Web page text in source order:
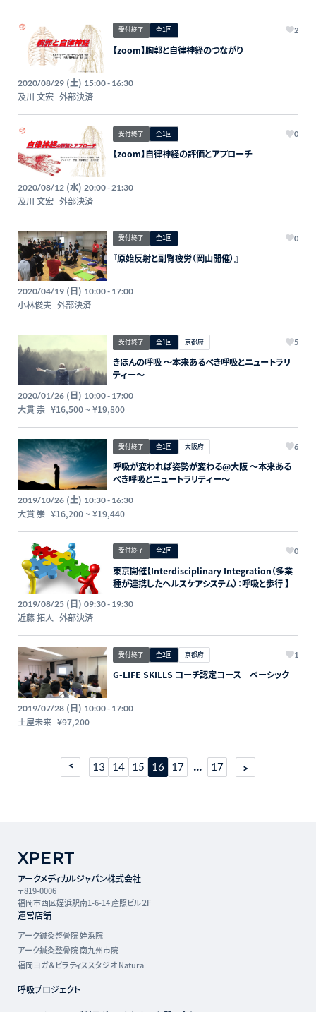
受付終了 全1回 2
【zoom】胸郭と自律神経のつながり
2020/08/29 (土) 15:00 - 16:30
及川 文宏 外部決済
受付終了 全1回 0
【zoom】自律神経の評価とアプローチ
2020/08/12 (水) 20:00 - 21:30
及川 文宏 外部決済
受付終了 全1回 0
『原始反射と副腎疲労（岡山開催）』
2020/04/19 (日) 10:00 - 17:00
小林俊夫 外部決済
受付終了 全1回 京都府 5
きほんの呼吸 〜本来あるべき呼吸とニュートラリ
ティー〜
2020/01/26 (日) 10:00 - 17:00
大貫 崇 ¥16,500~¥19,800
受付終了 全1回 大阪府 6
呼吸が変われば姿勢が変わる@大阪 〜本来ある
べき呼吸とニュートラリティー〜
2019/10/26 (土) 10:30 - 16:30
大貫 崇 ¥16,200~¥19,440
受付終了 全2回 0
東京開催【Interdisciplinary Integration（多業
種が連携したヘルスケアシステム）：呼吸と歩行 】
2019/08/25 (日) 09:30 - 19:30
近藤 拓人 外部決済
受付終了 全2回 京都府 1
G-LIFE SKILLS コーチ認定コース ベーシック
2019/07/28 (日) 10:00 - 17:00
土屋未来 ¥97,200
13 14 15 16 17 ... 17
アークメディカルジャパン株式会社
〒819-0006
福岡市西区姪浜駅南1-6-14 産照ビル２F
運営店舗
アーク鍼灸整骨院 姪浜院
アーク鍼灸整骨院 南九州市院
福岡ヨガ＆ピラティススタジオ Natura
呼吸プロジェクト